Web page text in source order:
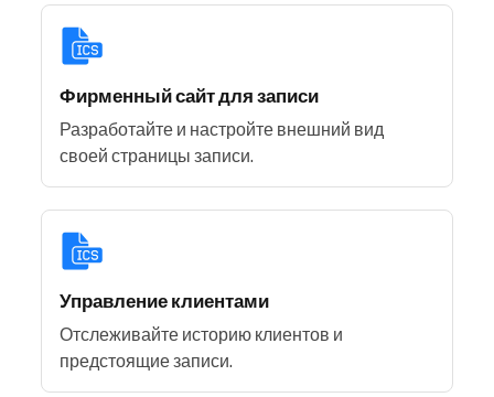
Фирменный сайт для записи
Разработайте и настройте внешний вид
своей страницы записи.
Управление клиентами
Отслеживайте историю клиентов и
предстоящие записи.